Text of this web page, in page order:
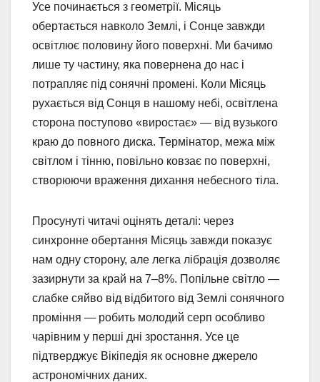
Усе починається з геометрії. Місяць
обертається навколо Землі, і Сонце завжди
освітлює половину його поверхні. Ми бачимо
лише ту частину, яка повернена до нас і
потрапляє під сонячні промені. Коли Місяць
рухається від Сонця в нашому небі, освітлена
сторона поступово «виростає» — від вузького
краю до повного диска. Термінатор, межа між
світлом і тінню, повільно ковзає по поверхні,
створюючи враження дихання небесного тіла.
Просунуті читачі оцінять деталі: через
синхронне обертання Місяць завжди показує
нам одну сторону, але легка лібрація дозволяє
зазирнути за край на 7–8%. Попільне світло —
слабке сяйво від відбитого від Землі сонячного
проміння — робить молодий серп особливо
чарівним у перші дні зростання. Усе це
підтверджує Вікіпедія як основне джерело
астрономічних даних.